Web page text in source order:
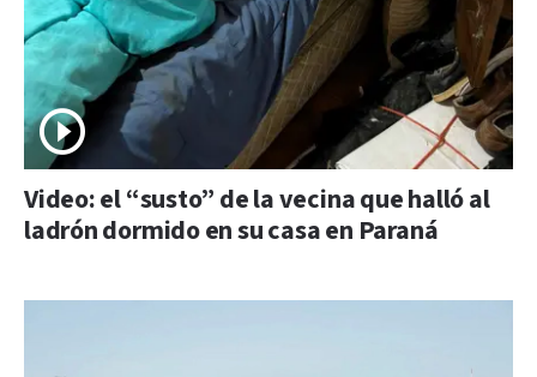
Video: el “susto” de la vecina que halló al
ladrón dormido en su casa en Paraná